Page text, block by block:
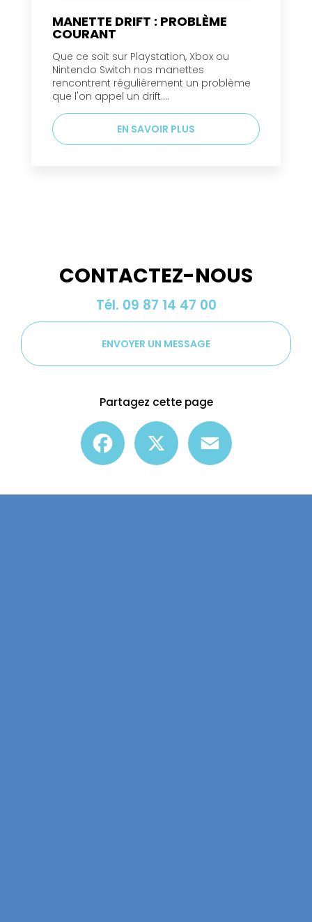
MANETTE DRIFT : PROBLÈME
COURANT
Que ce soit sur Playstation, Xbox ou
Nintendo Switch nos manettes
rencontrent régulièrement un problème
que l'on appel un drift....
EN SAVOIR PLUS
CONTACTEZ-NOUS
Tél. 09 87 14 47 00
ENVOYER UN MESSAGE
Partagez cette page
Facebook